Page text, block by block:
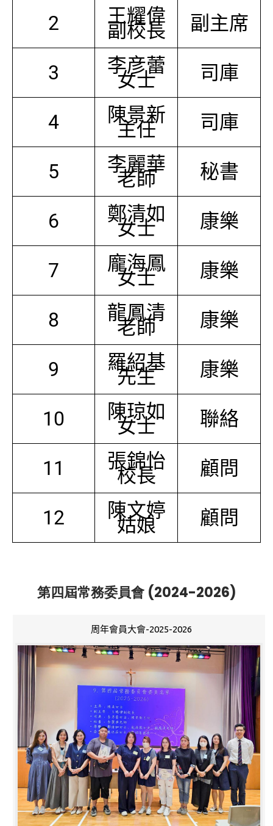
2 王耀偉
副校長 副主席
3 李彦蕾
女士 司庫
4 陳景新
主任 司庫
5 李麗華
老師 秘書
6 鄭清如
女士 康樂
7 龐海鳳
女士 康樂
8 龍鳳清
老師 康樂
9 羅紹基
先生 康樂
10 陳琼如
女士 聯絡
11 張錦怡
校長 顧問
12 陳文婷
姑娘 顧問
第四屆常務委員會 (2024-2026)
周年會員大會-2025-2026